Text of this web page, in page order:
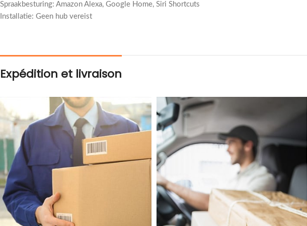
Spraakbesturing: Amazon Alexa, Google Home, Siri Shortcuts
Installatie: Geen hub vereist
Expédition et livraison